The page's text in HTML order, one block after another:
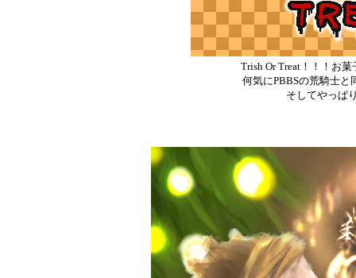
Trish Or Treat！！！お
何気にPBBSの荒騎士
そしてやっぱ